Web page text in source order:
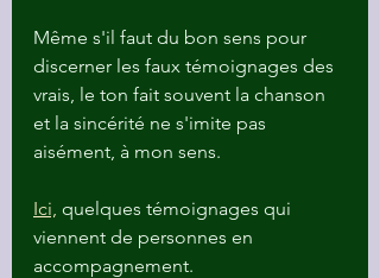
Même s'il faut du bon sens pour
discerner les faux témoignages des
vrais, le ton fait souvent la chanson
et la sincérité ne s'imite pas
aisément, à mon sens.
Ici, quelques témoignages qui
viennent de personnes en
accompagnement.